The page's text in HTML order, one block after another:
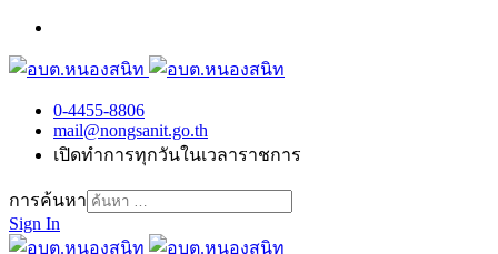
0-4455-8806
mail@nongsanit.go.th
เปิดทำการทุกวันในเวลาราชการ
การค้นหา
Sign In